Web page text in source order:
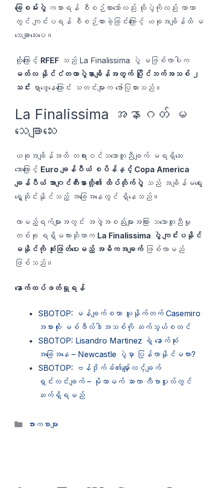
ခြေစမ်းပွဲ ကစားရန် စီစဉ်ထားသော်လည်း ထိုပွဲကိုလည်း ကာတာ
တွင် ကျင်းပရန် စီစဉ်ထားခဲ့ခြင်းကြောင့် ယခုအချိန်ထိ မ
သေချာသေးပေ။
ထို့ကြောင့် RFEF သည် La Finalissima ပွဲ မဖြစ်လာပါက
မတ်လ နိုင်ငံတကာပွဲနားချိန်အတွက် ပြိုင်ဘက်အသစ် ၂
သင်း ရှာဖွေနေကြောင်း သတင်းများက ဖော်ပြထားသည်။
La Finalissima အနာဂတ် မ
သေချာသေး
ယခုအချိန်အထိ တရားဝင်သဘောတူညီချက် မရရှိသေး
သောကြောင့် Euro ချန်ပီယံ စပိန်နှင့် Copa America
ချန်ပီယံ အာဂျင်တီးနားတို့၏ ထိပ်တိုက်ပွဲ သည် အချိန်မရွေး
ရွှေ့ဆိုင်းနိုင်သည့် အခြေအနေတွင် ရှိနေသည်။
လာမည့်ရက်များအတွင်း အဖွဲ့အစည်းများအကြား သဘောတူညီမှု
တစ်ခု ရရှိမလားဆိုတာက La Finalissima ပွဲ ကျင်းပနိုင်
မနိုင်ကို ဆုံးဖြတ်ပေးမည့် အဓိကအချက်ဖြစ်လာမည်
ဖြစ်သည်။
နောက်ထပ်ဖတ်ရှုရန်
SBOTOP: မန်ချက်စတာ ယူနိုက်တက် Casemiro
အစားထိုး မစ်ဖီလ်ဒါအသစ်ကို ဆက်သွယ်စတင်
SBOTOP: Lisandro Martinez ရဲ့ နောက်ဆုံး
အခြေအနေ – Newcastle ပွဲမှာ ပြန်လာနိုင်မလား?
SBOTOP: ဗန်ဒိုက်ခ်၏မျှော်လင့်ချက်
ရှင်းလင်းချက် – မိုဟာမက် ဆာလာ လီဗာပူးလ်တွင်
ဆက်ရှိရမည်
Categories
အားကစားများ